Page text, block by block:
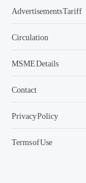
Advertisements Tariff
Circulation
MSME Details
Contact
Privacy Policy
Terms of Use